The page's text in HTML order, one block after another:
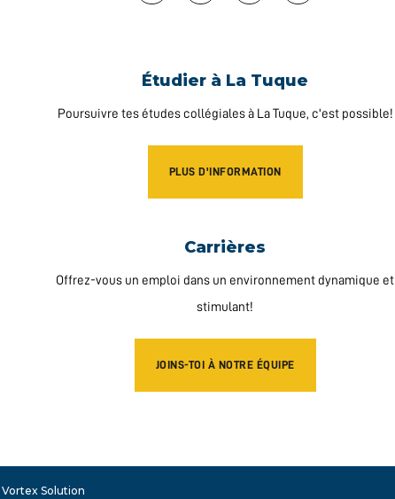
Étudier à La Tuque
Poursuivre tes études collégiales à La Tuque, c'est possible!
PLUS D'INFORMATION
Carrières
Offrez-vous un emploi dans un environnement dynamique et
stimulant!
JOINS-TOI À NOTRE ÉQUIPE
Vortex Solution